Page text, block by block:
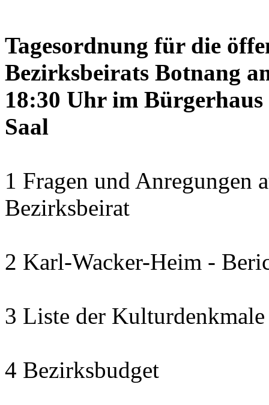
Tagesordnung für die
Bezirksbeirats Botnang
18:30 Uhr im
Saal
1 Fragen und Anregungen
Bezirksbeirat
2 Karl-Wacker-Heim -
3 Liste der
4 Bezirksbudget